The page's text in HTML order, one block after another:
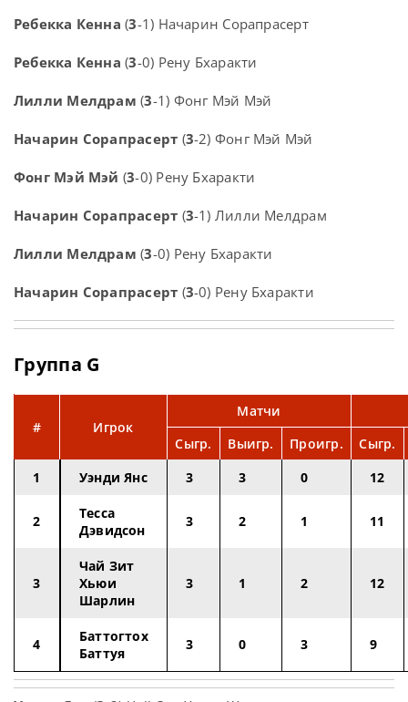
Ребекка Кенна (3-1) Начарин Сорапрасерт
Ребекка Кенна (3-0) Рену Бхаракти
Лилли Мелдрам (3-1) Фонг Мэй Мэй
Начарин Сорапрасерт (3-2) Фонг Мэй Мэй
Фонг Мэй Мэй (3-0) Рену Бхаракти
Начарин Сорапрасерт (3-1) Лилли Мелдрам
Лилли Мелдрам (3-0) Рену Бхаракти
Начарин Сорапрасерт (3-0) Рену Бхаракти
Группа G
# Игрок
Матчи
Сыгр.
Выигр. Проигр.
Сыгр.
1
Уэнди Янс 3 3 0 12
2
Тесса
Дэвидсон
3 2 1 11
3
Чай Зит
Хьюи
Шарлин
3 1 2 12
4
Баттогтох
Баттуя
3 0 3 9